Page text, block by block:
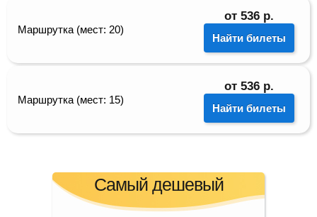
Маршрутка (мест: 20)
от 536 р.
Найти билеты
Маршрутка (мест: 15)
от 536 р.
Найти билеты
Самый дешевый